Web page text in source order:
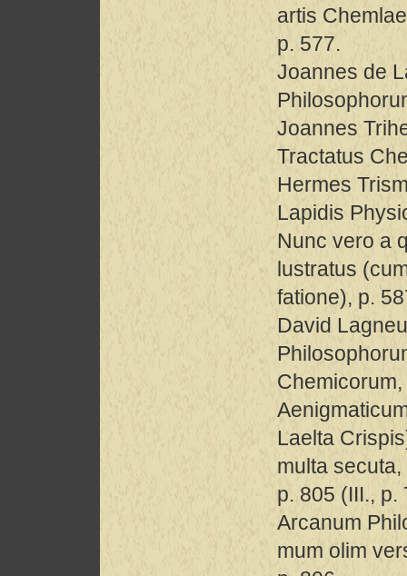
artis
p. 577.
Joannes de
Joannes
Tractatus
Hermes
Lapidis
Nunc vero a
lustratus
fatione), p.
David
Laelta
multa
p. 805 (III., p.
Arcanum
mum olim